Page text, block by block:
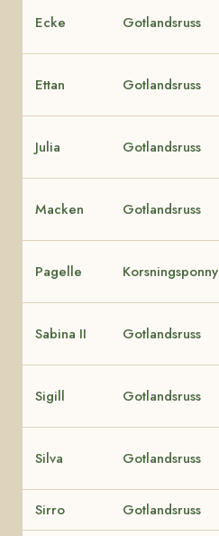
Ecke Gotlandsruss
Ettan Gotlandsruss
Julia Gotlandsruss
Macken Gotlandsruss
Pagelle Korsningsponny
Sabina II Gotlandsruss
Sigill Gotlandsruss
Silva Gotlandsruss
Sirro Gotlandsruss